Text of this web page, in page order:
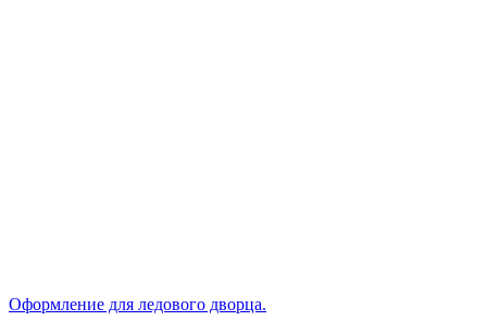
Оформление для ледового дворца.